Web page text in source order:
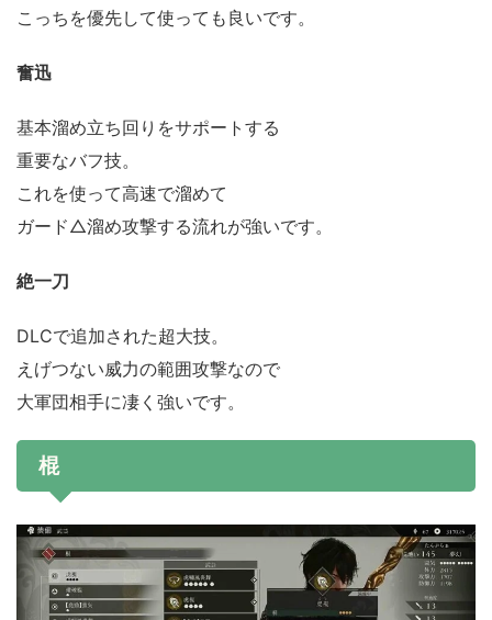
こっちを優先して使っても良いです。
奮迅
基本溜め立ち回りをサポートする
重要なバフ技。
これを使って高速で溜めて
ガード△溜め攻撃する流れが強いです。
絶一刀
DLCで追加された超大技。
えげつない威力の範囲攻撃なので
大軍団相手に凄く強いです。
棍